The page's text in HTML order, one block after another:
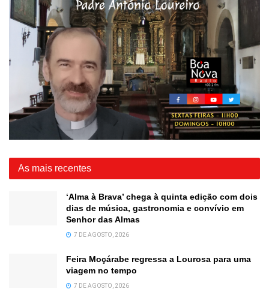
As mais recentes
‘Alma à Brava’ chega à quinta edição com dois
dias de música, gastronomia e convívio em
Senhor das Almas
7 DE AGOSTO, 2026
Feira Moçárabe regressa a Lourosa para uma
viagem no tempo
7 DE AGOSTO, 2026